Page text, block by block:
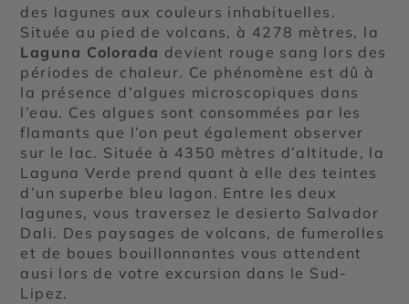
des lagunes aux couleurs inhabituelles.
Située au pied de volcans, à 4278 mètres, la
Laguna Colorada devient rouge sang lors des
périodes de chaleur. Ce phénomène est dû à
la présence d’algues microscopiques dans
l’eau. Ces algues sont consommées par les
flamants que l’on peut également observer
sur le lac. Située à 4350 mètres d’altitude, la
Laguna Verde prend quant à elle des teintes
d’un superbe bleu lagon. Entre les deux
lagunes, vous traversez le desierto Salvador
Dali. Des paysages de volcans, de fumerolles
et de boues bouillonnantes vous attendent
ausi lors de votre excursion dans le Sud-
Lipez.